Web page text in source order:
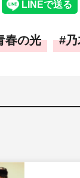
春の光 乃